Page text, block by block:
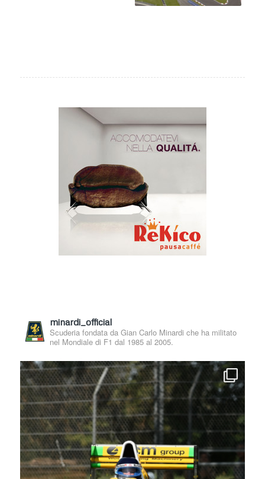
minardi_official
Scuderia fondata da Gian Carlo Minardi che ha militato
nel Mondiale di F1 dal 1985 al 2005.